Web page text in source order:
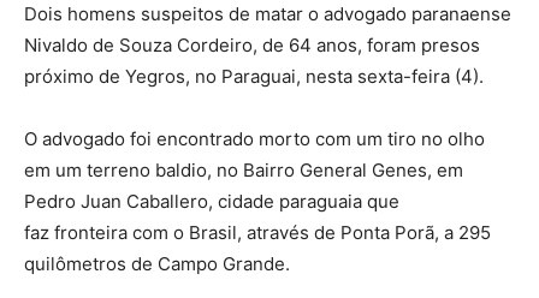
Dois homens suspeitos de matar o advogado paranaense
Nivaldo de Souza Cordeiro, de 64 anos, foram presos
próximo de Yegros, no Paraguai, nesta sexta-feira (4).
O advogado foi encontrado morto com um tiro no olho
em um terreno baldio, no Bairro General Genes, em
Pedro Juan Caballero, cidade paraguaia que
faz fronteira com o Brasil, através de Ponta Porã, a 295
quilômetros de Campo Grande.